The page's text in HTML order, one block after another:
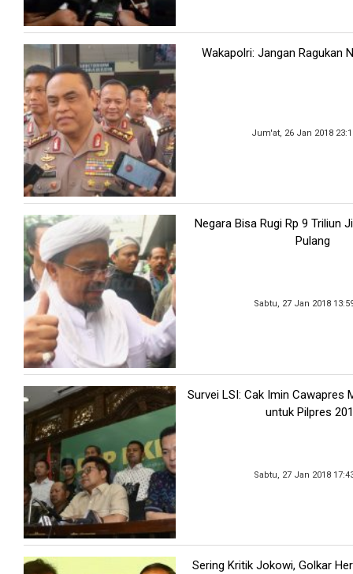
Wakapolri: Jangan Ragukan
Jum'at, 26 Jan 2018
Negara Bisa Rugi Rp 9 Triliun
Pulang
Sabtu, 27 Jan 2018
Survei LSI: Cak Imin Cawapres
untuk Pilpres
Sabtu, 27 Jan 2018
Sering Kritik Jokowi, Golkar